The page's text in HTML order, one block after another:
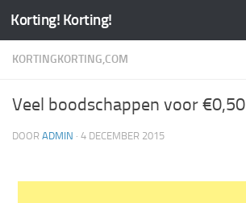
Korting! Korting!
KORTINGKORTING,COM
Veel boodschappen voor €0,50
DOOR ADMIN · 4 DECEMBER 2015